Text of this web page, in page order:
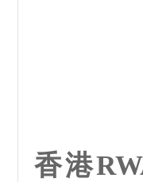
香港